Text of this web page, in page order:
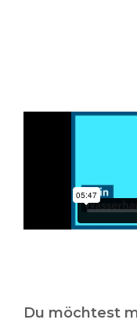
Du möchtest